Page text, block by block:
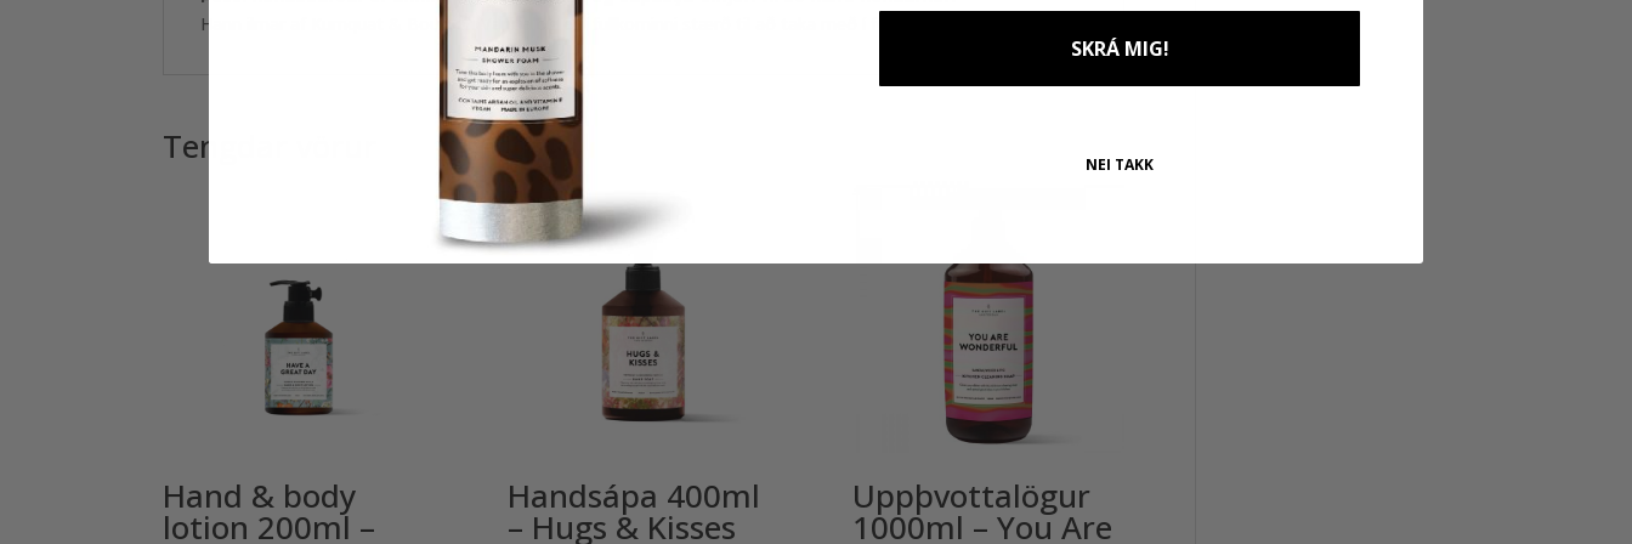
Hann ilmar af Kumquat & Bourbon Vanilla og er í fullkominni stærð til að taka með í ferðalagið!
Tengdar vörur
Hand & body
lotion 200ml –
Handsápa 400ml
– Hugs & Kisses
Uppþvottalögur
1000ml – You Are
SKRÁ MIG!
NEI TAKK